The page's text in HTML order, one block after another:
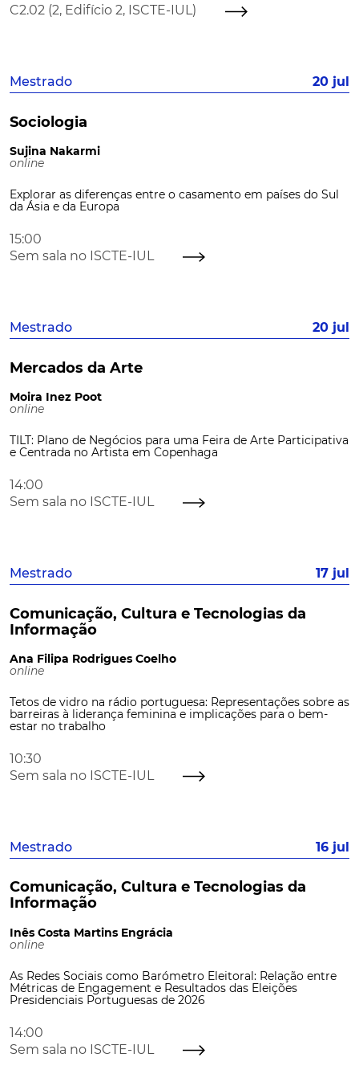
C2.02 (2, Edifício 2, ISCTE-IUL)
Mestrado 20 jul
Sociologia
Sujina Nakarmi
online
Explorar as diferenças entre o casamento em países do Sul
da Ásia e da Europa
15:00
Sem sala no ISCTE-IUL
Mestrado 20 jul
Mercados da Arte
Moira Inez Poot
online
TILT: Plano de Negócios para uma Feira de Arte Participativa
e Centrada no Artista em Copenhaga
14:00
Sem sala no ISCTE-IUL
Mestrado 17 jul
Comunicação, Cultura e Tecnologias da
Informação
Ana Filipa Rodrigues Coelho
online
Tetos de vidro na rádio portuguesa: Representações sobre as
barreiras à liderança feminina e implicações para o bem-
estar no trabalho
10:30
Sem sala no ISCTE-IUL
Mestrado 16 jul
Comunicação, Cultura e Tecnologias da
Informação
Inês Costa Martins Engrácia
online
As Redes Sociais como Barómetro Eleitoral: Relação entre
Métricas de Engagement e Resultados das Eleições
Presidenciais Portuguesas de 2026
14:00
Sem sala no ISCTE-IUL